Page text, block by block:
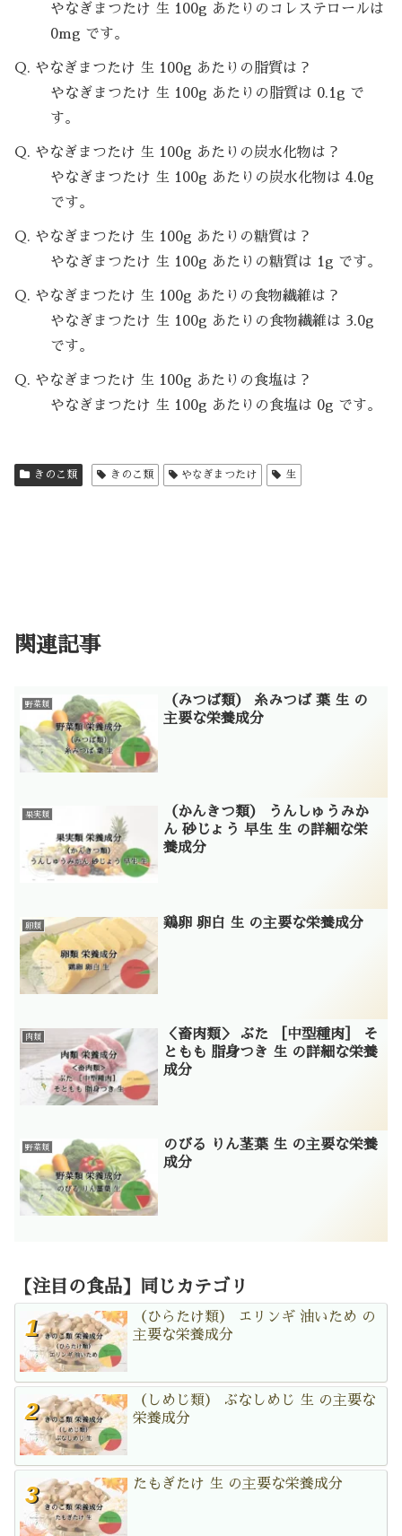
やなぎまつたけ 生 100g あたりのコレステロールは
0mg です。
Q. やなぎまつたけ 生 100g あたりの脂質は？
やなぎまつたけ 生 100g あたりの脂質は 0.1g で
す。
Q. やなぎまつたけ 生 100g あたりの炭水化物は？
やなぎまつたけ 生 100g あたりの炭水化物は 4.0g
です。
Q. やなぎまつたけ 生 100g あたりの糖質は？
やなぎまつたけ 生 100g あたりの糖質は 1g です。
Q. やなぎまつたけ 生 100g あたりの食物繊維は？
やなぎまつたけ 生 100g あたりの食物繊維は 3.0g
です。
Q. やなぎまつたけ 生 100g あたりの食塩は？
やなぎまつたけ 生 100g あたりの食塩は 0g です。
きのこ類 きのこ類 やなぎまつたけ 生
関連記事
野菜類
（みつば類） 糸みつば 葉 生 の
主要な栄養成分
果実類
（かんきつ類） うんしゅうみか
ん 砂じょう 早生 生 の詳細な栄
養成分
卵類 鶏卵 卵白 生 の主要な栄養成分
肉類
＜畜肉類＞ ぶた ［中型種肉］ そ
ともも 脂身つき 生 の詳細な栄養
成分
野菜類
のびる りん茎葉 生 の主要な栄養
成分
【注目の食品】同じカテゴリ
（ひらたけ類） エリンギ 油いため の
主要な栄養成分
（しめじ類） ぶなしめじ 生 の主要な
栄養成分
たもぎたけ 生 の主要な栄養成分